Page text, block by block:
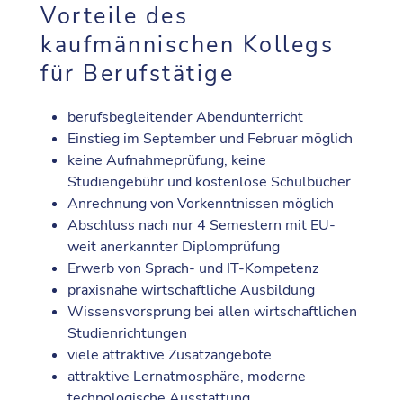
Vorteile des
kaufmännischen Kollegs
für Berufstätige
berufsbegleitender Abendunterricht
Einstieg im September und Februar möglich
keine Aufnahmeprüfung, keine
Studiengebühr und kostenlose Schulbücher
Anrechnung von Vorkenntnissen möglich
Abschluss nach nur 4 Semestern mit EU-
weit anerkannter Diplomprüfung
Erwerb von Sprach- und IT-Kompetenz
praxisnahe wirtschaftliche Ausbildung
Wissensvorsprung bei allen wirtschaftlichen
Studienrichtungen
viele attraktive Zusatzangebote
attraktive Lernatmosphäre, moderne